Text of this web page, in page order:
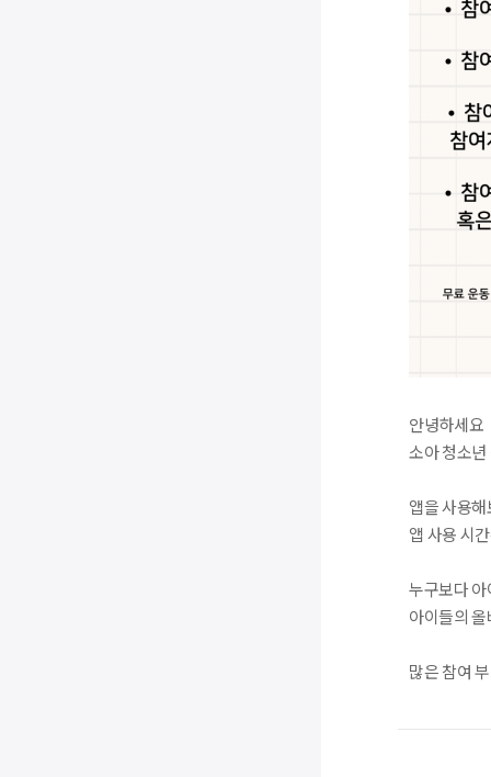
안녕하세요
소아 청소
앱을 사용
앱 사용 시
누구보다
아이들의
많은 참여